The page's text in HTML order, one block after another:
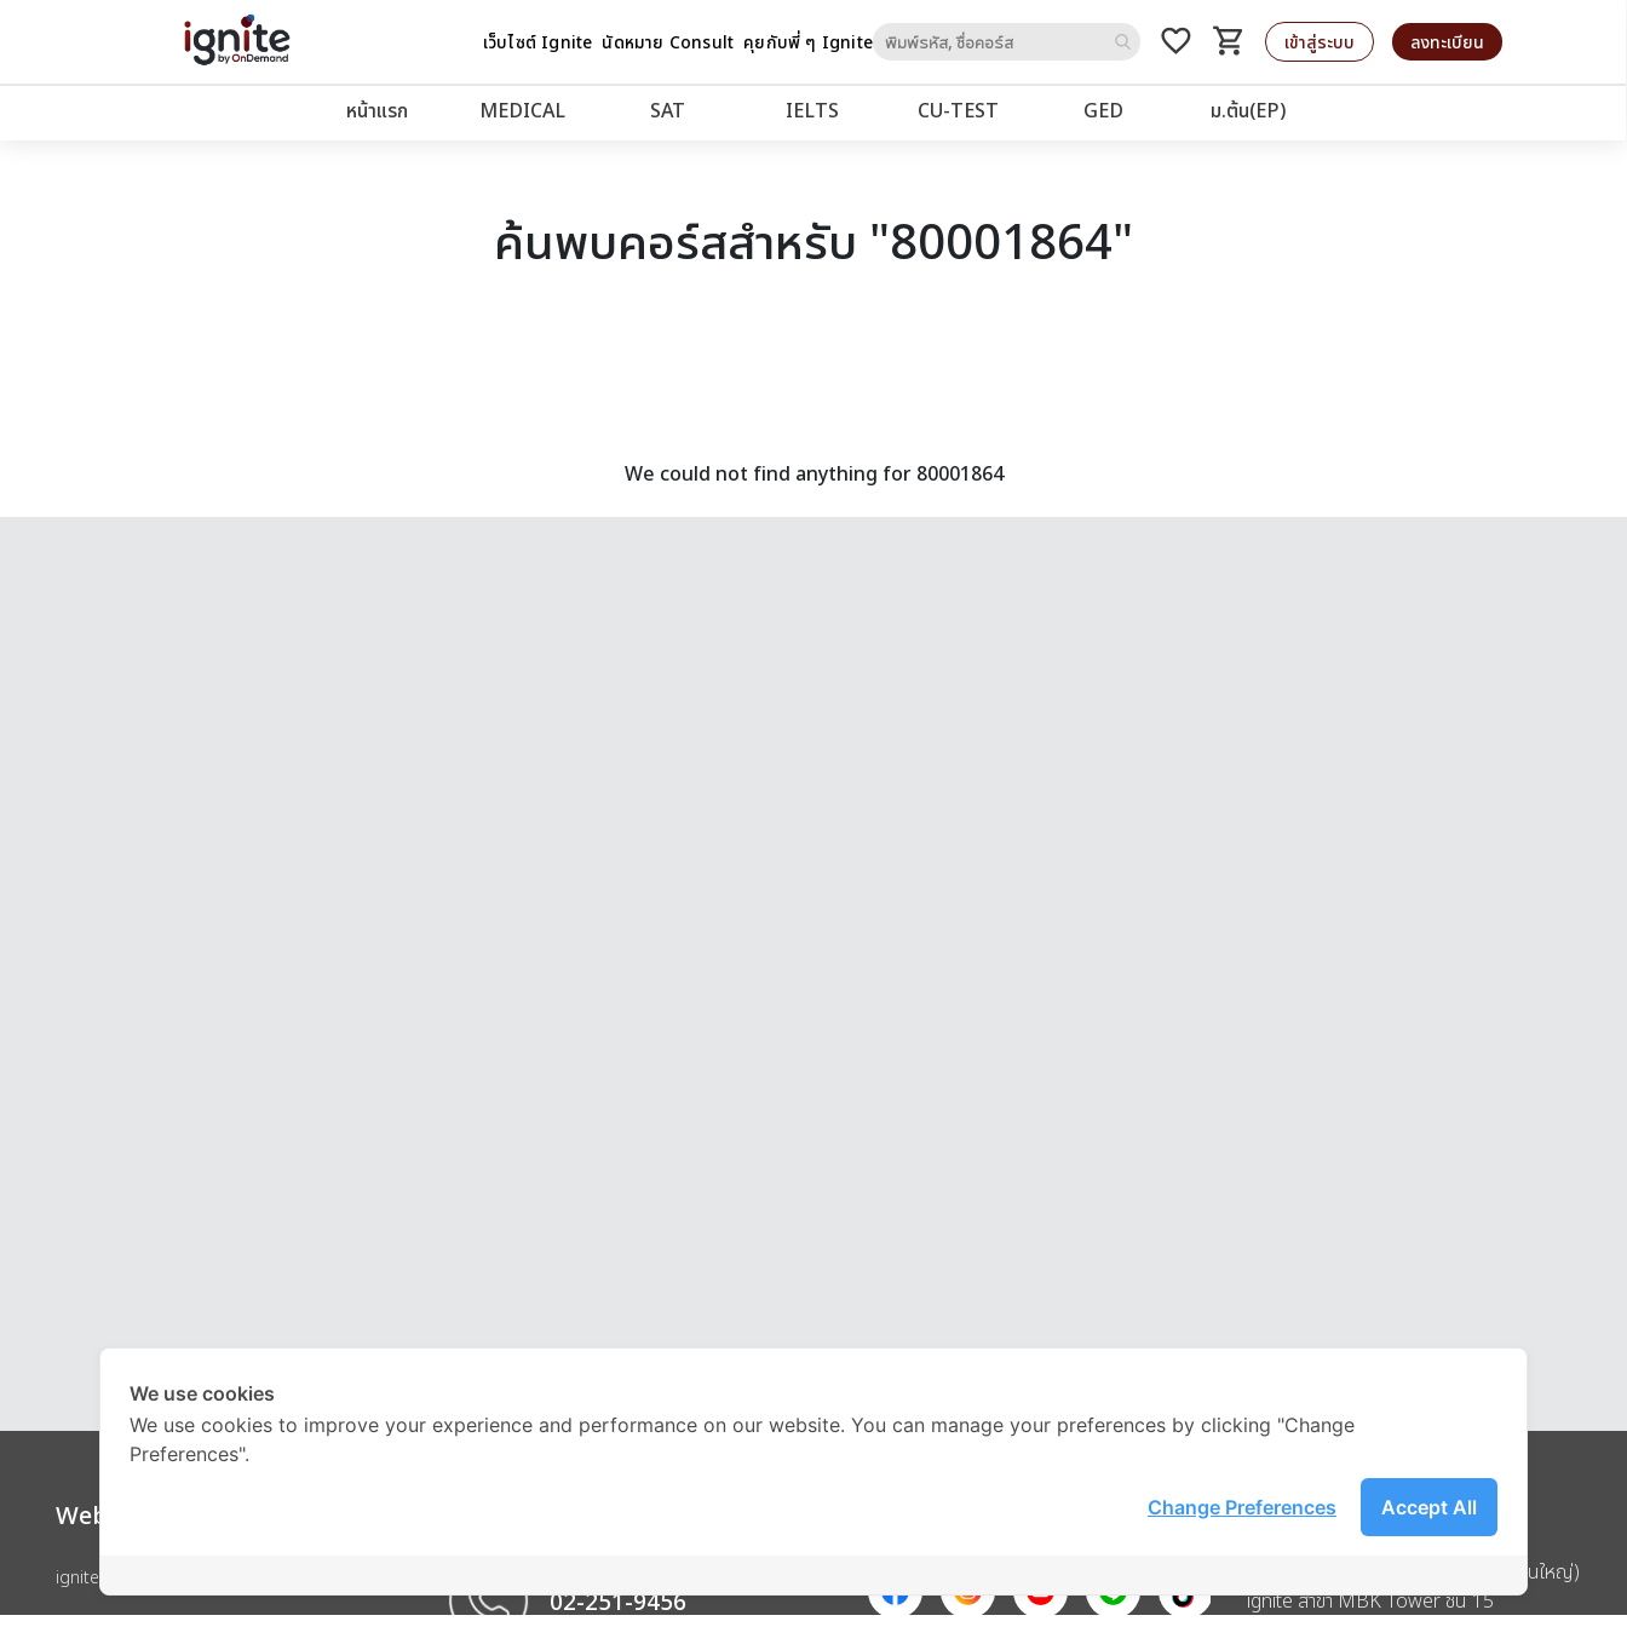
เว็บไซต์ Ignite นัดหมาย Consult คุยกับพี่ ๆ Igniteto
favorite_border shopping_cart
รถเข็น เข้าสู่ระบบ ลงทะเบียน
หน้าแรก MEDICAL SAT IELTS CU‑TEST GED ม.ต้น(EP)
ค้นพบคอร์สสำหรับ "80001864"
We could not find anything for 80001864
Website
ignite by OnDemand
02-251-9456
Address
บริษัท อิกไนท์ เอ สตาร์ จำกัด (สำนักงานใหญ่)
ignite สาขา MBK Tower ชั้น 15
We use cookies
We use cookies to improve your experience and performance on our website. You can manage your preferences by clicking "Change
Preferences".
Accept All
Change Preferences